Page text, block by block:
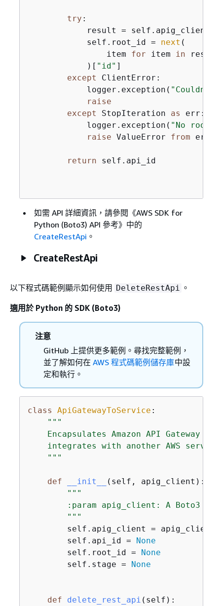
try :
result =
            self.root_id =
next (
                item
for item in
            )[
"id" ]
except ClientError:
            logger.exception(
"Couldn't
raise
except StopIteration as err:
            logger.exception(
"No root
raise ValueError from err
return self.api_id
如需 API 詳細資訊，請參閱《AWS SDK for
Python (Boto3) API 參考》 中的
CreateRestApi 。
CreateRestApi
以下程式碼範例顯示如何使用 DeleteRestApi 。
適用於 Python 的 SDK (Boto3)
注意
GitHub 上提供更多範例。尋找完整範例，
並了解如何在 AWS 程式碼範例儲存庫中設
定和執行。
class ApiGatewayToService :
"""
Encapsulates Amazon API Gateway
integrates with another AWS
    """
def __init__ ( self, apig_client ):
"""
:param apig_client: A Boto3
        """
        self.apig_client = apig_client
        self.api_id =
None
        self.root_id =
None
        self.stage =
None
def delete_rest_api ( self ):